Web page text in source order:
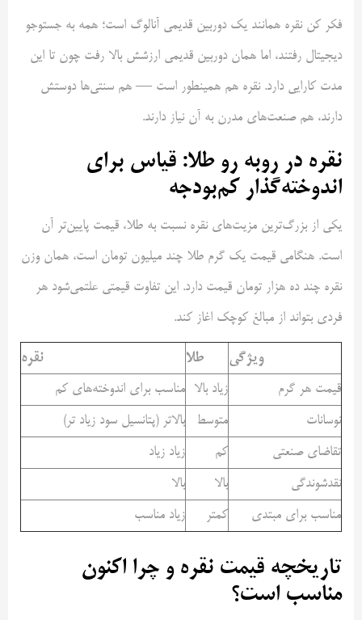
فکر کن نقره همانند یک دوربین قدیمی آنالوگ است؛ همه به جستوجو
دیجیتال رفتند، اما همان دوربین قدیمی ارزشش بالا رفت چون تا این
مدت کارایی دارد. نقره هم همینطور است — هم سنتی‌ها دوستش
دارند، هم صنعت‌های مدرن به آن نیاز دارند.
نقره در روبه رو طلا: قیاس برای
اندوخته‌گذار کم‌بودجه
یکی از بزرگ‌ترین مزیت‌های نقره نسبت به طلا، قیمت پایین‌تر آن
است. هنگامی قیمت یک گرم طلا چند میلیون تومان است، همان وزن
نقره چند ده هزار تومان قیمت دارد. این تفاوت قیمتی علتمی‌شود هر
فردی بتواند از مبالغ کوچک اغاز کند.
ویژگی طلا
نقره
قیمت هر گرم
زیاد بالا مناسب برای اندوخته‌های کم
نوسانات
متوسط
بالاتر (پتانسیل سود زیاد تر)
تقاضای صنعتی
کم
زیاد زیاد
نقدشوندگی
بالا
بالا
مناسب برای مبتدی
کمتر زیاد مناسب
تاریخچه قیمت نقره و چرا اکنون
مناسب است؟